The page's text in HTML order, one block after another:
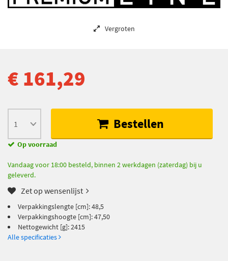
Vergroten
€ 161,29
Bestellen
Op voorraad
Vandaag voor 18:00 besteld, binnen 2 werkdagen (zaterdag) bij u
geleverd.
Zet op wensenlijst
Verpakkingslengte [cm]: 48,5
Verpakkingshoogte [cm]: 47,50
Nettogewicht [g]: 2415
Alle specificaties